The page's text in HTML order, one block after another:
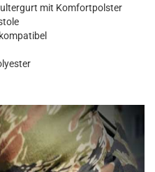
mit Komfortpolster